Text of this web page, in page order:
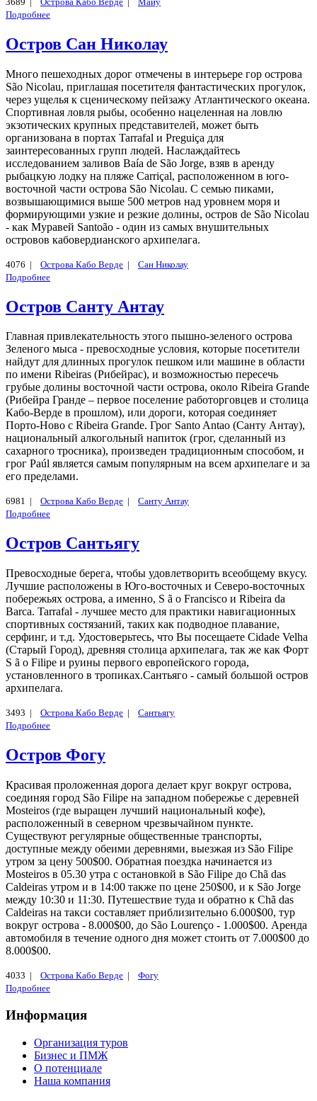
Подробнее
Остров Сан Николау
Много пешеходных дорог отмечены в интерьере гор острова
São Nicolau, приглашая посетителя фантастических прогулок,
через ущелья к сценическому пейзажу Атлантического океана.
Спортивная ловля рыбы, особенно нацеленная на ловлю
экзотических крупных представителей, может быть
организована в портах Tarrafal и Preguiça для
заинтересованных групп людей. Наслаждайтесь
исследованием заливов Baía de São Jorge, взяв в аренду
рыбацкую лодку на пляже Carriçal, расположенном в юго-
восточной части острова São Nicolau. С семью пиками,
возвышающимися выше 500 метров над уровнем моря и
формирующими узкие и резкие долины, остров de São Nicolau
- как Муравей Santoão - один из самых внушительных
островов кабовердианского архипелага.
4076 | Острова Кабо Верде |
Сан Николау
Подробнее
Остров Санту Антау
Главная привлекательность этого пышно-зеленого острова
Зеленого мыса - превосходные условия, которые посетители
найдут для длинных прогулок пешком или машине в области
по имени Ribeiras (Рибейрас), и возможностью пересечь
грубые долины восточной части острова, около Ribeira Grande
(Рибейра Гранде – первое поселение работорговцев и столица
Кабо-Верде в прошлом), или дороги, которая соединяет
Порто-Ново с Ribeira Grande. Грог Santo Antao (Санту Антау),
национальный алкогольный напиток (грог, сделанный из
сахарного тросника), произведен традиционным способом, и
грог Paúl является самым популярным на всем архипелаге и за
его пределами.
6981 | Острова Кабо Верде |
Санту Антау
Подробнее
Остров Сантьягу
Превосходные берега, чтобы удовлетворить всеобщему вкусу.
Лучшие расположены в Юго-восточных и Северо-восточных
побережьях острова, а именно, S ã o Francisco и Ribeira da
Barca. Tarrafal - лучшее место для практики навигационных
спортивных состязаний, таких как подводное плавание,
серфинг, и т.д. Удостоверьтесь, что Вы посещаете Cidade Velha
(Старый Город), древняя столица архипелага, так же как Форт
S ã o Filipe и руины первого европейского города,
установленного в тропиках.Сантьяго - самый большой остров
архипелага.
3493 | Острова Кабо Верде |
Сантьягу
Подробнее
Остров Фогу
Красивая проложенная дорога делает круг вокруг острова,
соединяя город São Filipe на западном побережье с деревней
Mosteiros (где выращен лучший национальный кофе),
расположенный в северном чрезвычайном пункте.
Существуют регулярные общественные транспорты,
доступные между обеими деревнями, выезжая из São Filipe
утром за цену 500$00. Обратная поездка начинается из
Mosteiros в 05.30 утра с остановкой в São Filipe до Chã das
Caldeiras утром и в 14:00 также по цене 250$00, и к São Jorge
между 10:30 и 11:30. Путешествие туда и обратно к Chã das
Caldeiras на такси составляет приблизительно 6.000$00, тур
вокруг острова - 8.000$00, до São Lourenço - 1.000$00. Аренда
автомобиля в течение одного дня может стоить от 7.000$00 до
8.000$00.
4033 | Острова Кабо Верде |
Фогу
Подробнее
Информация
Организация туров
Бизнес и ПМЖ
О потенциале
Наша компания